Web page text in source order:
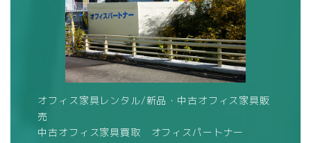
オフィス家具レンタル/新品・中古オフィス家具販
売
中古オフィス家具買取 オフィスパートナー